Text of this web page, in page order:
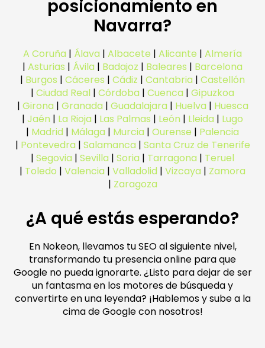
posicionamiento en
Navarra?
A Coruña | Álava | Albacete | Alicante | Almería
| Asturias | Ávila | Badajoz | Baleares | Barcelona
| Burgos | Cáceres | Cádiz | Cantabria | Castellón
| Ciudad Real | Córdoba | Cuenca | Gipuzkoa
| Girona | Granada | Guadalajara | Huelva | Huesca
| Jaén | La Rioja | Las Palmas | León | Lleida | Lugo
| Madrid | Málaga | Murcia | Ourense | Palencia
| Pontevedra | Salamanca | Santa Cruz de Tenerife
| Segovia | Sevilla | Soria | Tarragona | Teruel
| Toledo | Valencia | Valladolid | Vizcaya | Zamora
| Zaragoza
¿A qué estás esperando?
En Nokeon, llevamos tu SEO al siguiente nivel,
transformando tu presencia online para que
Google no pueda ignorarte. ¿Listo para dejar de ser
un fantasma en los motores de búsqueda y
convertirte en una leyenda? ¡Hablemos y sube a la
cima de Google con nosotros!